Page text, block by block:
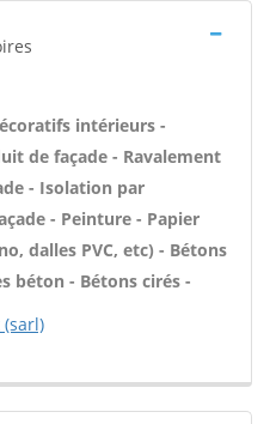
intérieurs -
de façade - Ravalement
- Isolation par
- Peinture - Papier
dalles PVC, etc) - Bétons
béton - Bétons cirés -
(sarl)